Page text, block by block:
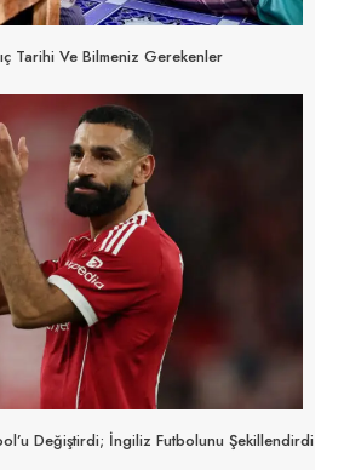
Tarihi Ve Bilmeniz Gerekenler
Değiştirdi; İngiliz Futbolunu Şekillendirdi